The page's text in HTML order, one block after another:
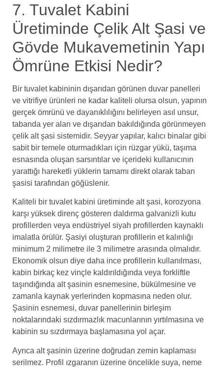
7. Tuvalet Kabini
Üretiminde Çelik Alt Şasi ve
Gövde Mukavemetinin Yapı
Ömrüne Etkisi Nedir?
Bir tuvalet kabininin dışarıdan görünen duvar panelleri
ve vitrifiye ürünleri ne kadar kaliteli olursa olsun, yapının
gerçek ömrünü ve dayanıklılığını belirleyen asıl unsur,
tabanda yer alan ve dışarıdan bakıldığında görünmeyen
çelik alt şasi sistemidir. Seyyar yapılar, kalıcı binalar gibi
sabit bir temele oturmadıkları için rüzgar yükü, taşıma
esnasında oluşan sarsıntılar ve içerideki kullanıcının
yarattığı hareketli yüklerin tamamı direkt olarak taban
şasisi tarafından göğüslenir.
Kaliteli bir tuvalet kabini üretiminde alt şasi, korozyona
karşı yüksek direnç gösteren daldırma galvanizli kutu
profillerden veya endüstriyel siyah profillerden kaynaklı
imalatla örülür. Şasiyi oluşturan profillerin et kalınlığı
minimum 2 milimetre ile 3 milimetre arasında olmalıdır.
Ekonomik olsun diye daha ince profillerin kullanılması,
kabin birkaç kez vinçle kaldırıldığında veya forkliftle
taşındığında alt şasinin esnemesine, bükülmesine ve
zamanla kaynak yerlerinden kopmasına neden olur.
Şasinin esnemesi, duvar panellerinin birleşim
noktalarındaki sızdırmazlık macunlarının yırtılmasına ve
kabinin su sızdırmaya başlamasına yol açar.
Ayrıca alt şasinin üzerine doğrudan zemin kaplaması
serilmez. Profil ızgaranın üzerine öncelikle suya, neme